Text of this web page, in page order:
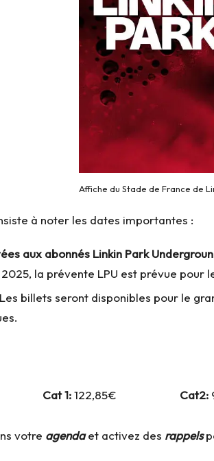
Affiche du Stade de France de
à noter les dates importantes :
aux abonnés Linkin Park
la prévente LPU est prévue pour
billets seront disponibles pour le
Cat 1:122,85€ Cat2:
votre agenda et activez des rappels